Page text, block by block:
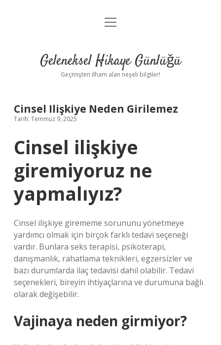
Anasayfa
Yasal Uyarı
menüyü
Geleneksel Hikaye Günlüğü
Geçmişten ilham alan neşeli bilgiler!
Cinsel Ilişkiye Neden Girilemez
Tarih: Temmuz 9, 2025
Cinsel ilişkiye
giremiyoruz ne
yapmalıyız?
Cinsel ilişkiye girememe sorununu yönetmeye
yardımcı olmak için birçok farklı tedavi seçeneği
vardır. Bunlara seks terapisi, psikoterapi,
danışmanlık, rahatlama teknikleri, egzersizler ve
bazı durumlarda ilaç tedavisi dahil olabilir. Tedavi
seçenekleri, bireyin ihtiyaçlarına ve durumuna bağlı
olarak değişebilir.
Vajinaya neden girmiyor?